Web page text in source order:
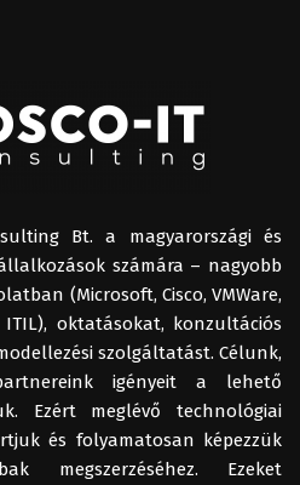
Bt. a magyarországi és
számára – nagyobb
(Microsoft, Cisco, VMWare,
ITIL), oktatásokat, konzultációs
szolgáltatást. Célunk,
igényeit a lehető
Ezért meglévő technológiai
és folyamatosan képezzük
megszerzéséhez. Ezeket